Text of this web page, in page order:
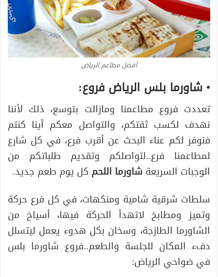
أفضل مطاعم الرياض
• شاورما بلس الرياض فروع:
تعددت فروع مطاعمنا ومازالت بتوسع، ذلك لأننا
نهدف لكسب ثقتكم، والتواصل معكم أينا كنتم
فنوفر لكم عناء البحث عن أقرب فرع، في كل شارع
لمطاعمنا فرع..لتواصلكم وتقديم طلباتكم من
الوجبات السريعة شاورما اللحم كل يوم طعم جديد.
سلطات شرقية شامية ومنكهات، في كل فرع حركة
وتميز ومطابخ لاتهدأ الحركة فيها، أسياخ من
الشاورما الطازجة، وسخان بكل هدوء يعمل ليتسلل
دفء المكان للجلسة والطعم..فروع شاورما بلس
في ضواحي الرياض: